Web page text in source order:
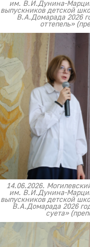
им. В.И.Дунина-
выпускников детской
В.А.Домарада 2026
оттепель»
14.06.2026.
им. В.И.Дунина-
выпускников детской
В.А.Домарада 2026
суета»